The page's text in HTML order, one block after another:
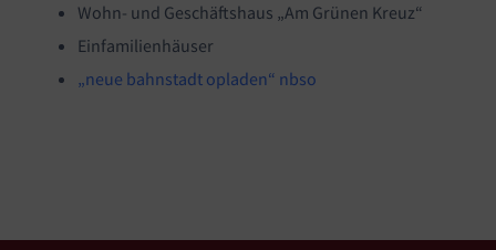
Wohn- und Geschäftshaus „Am Grünen Kreuz“
Einfamilienhäuser
„neue bahnstadt opladen“ nbso